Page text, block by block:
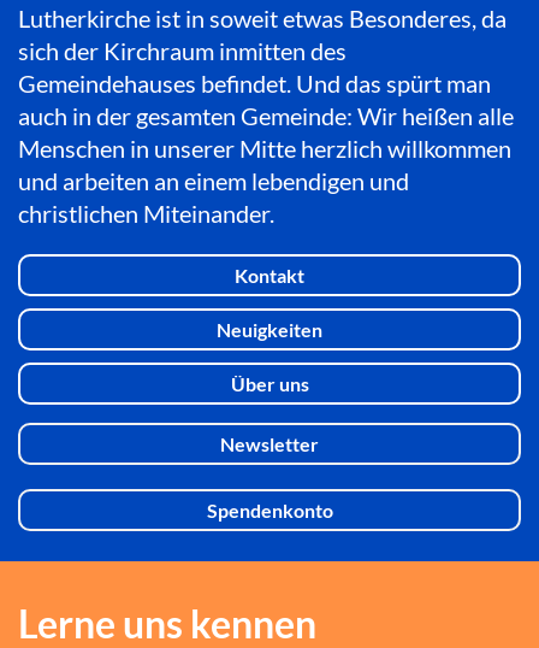
Lutherkirche ist in soweit etwas Besonderes, da
sich der Kirchraum inmitten des
Gemeindehauses befindet. Und das spürt man
auch in der gesamten Gemeinde: Wir heißen alle
Menschen in unserer Mitte herzlich willkommen
und arbeiten an einem lebendigen und
christlichen Miteinander.
Kontakt
Neuigkeiten
Über uns
Newsletter
Spendenkonto
Lerne uns kennen